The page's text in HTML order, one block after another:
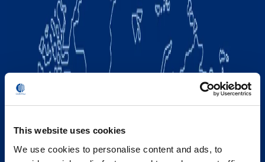
This website uses cookies
We use cookies to personalise content and ads, to